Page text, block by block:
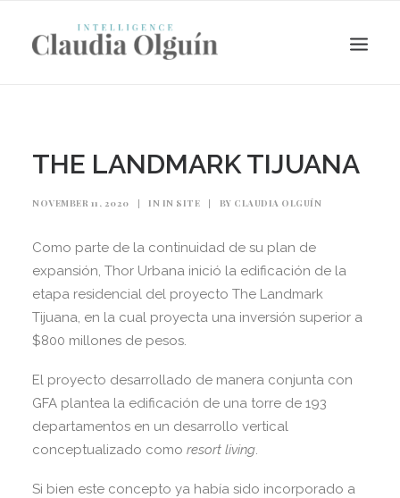
Search
THE LANDMARK TIJUANA
NOVEMBER 11, 2020 | IN IN SITE | BY CLAUDIA OLGUÍN
Como parte de la continuidad de su plan de
expansión, Thor Urbana inició la edificación de la
etapa residencial del proyecto The Landmark
Tijuana, en la cual proyecta una inversión superior a
$800 millones de pesos.
El proyecto desarrollado de manera conjunta con
GFA plantea la edificación de una torre de 193
departamentos en un desarrollo vertical
conceptualizado como resort living.
Si bien este concepto ya había sido incorporado a